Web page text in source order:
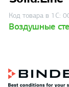
Код товара в 1С:
Воздушные